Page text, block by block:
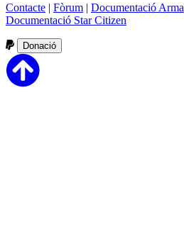
Contacte | Fòrum | Documentació Arma
Documentació Star Citizen